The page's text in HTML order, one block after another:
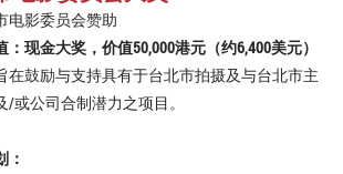
电影委员会赞助
：现金大奖，价值50,000港元（约6,400美元）
在鼓励与支持具有于台北市拍摄及与台北市主
/或公司合制潜力之项目。
：